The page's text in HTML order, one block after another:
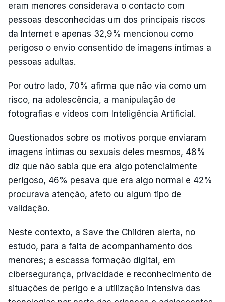
eram menores considerava o contacto com
pessoas desconhecidas um dos principais riscos
da Internet e apenas 32,9% mencionou como
perigoso o envio consentido de imagens íntimas a
pessoas adultas.
Por outro lado, 70% afirma que não via como um
risco, na adolescência, a manipulação de
fotografias e vídeos com Inteligência Artificial.
Questionados sobre os motivos porque enviaram
imagens íntimas ou sexuais deles mesmos, 48%
diz que não sabia que era algo potencialmente
perigoso, 46% pesava que era algo normal e 42%
procurava atenção, afeto ou algum tipo de
validação.
Neste contexto, a Save the Children alerta, no
estudo, para a falta de acompanhamento dos
menores; a escassa formação digital, em
cibersegurança, privacidade e reconhecimento de
situações de perigo e a utilização intensiva das